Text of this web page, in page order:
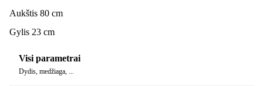
Aukštis 80 cm
Gylis 23 cm
Visi parametrai
Dydis, medžiaga, ...